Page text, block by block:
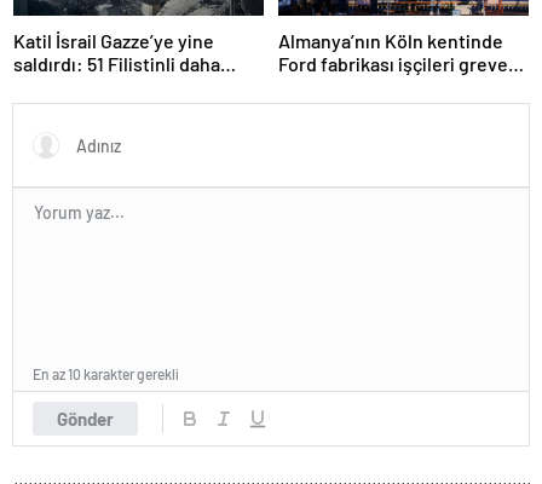
Katil İsrail Gazze’ye yine
saldırdı: 51 Filistinli daha
Almanya’nın Köln kentinde
Ford fabrikası işçileri greve
Gönder
En az 10 karakter gerekli